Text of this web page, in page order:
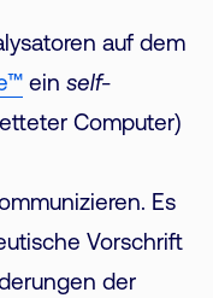
auf dem
ein self-
Computer)
Es
Vorschrift
der